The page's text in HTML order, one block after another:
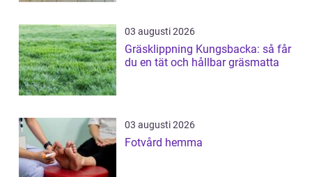
03 augusti 2026
Gräsklippning Kungsbacka: så får
du en tät och hållbar gräsmatta
03 augusti 2026
Fotvård hemma